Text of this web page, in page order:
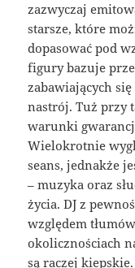
zazwyczaj
starsze, które
dopasować pod
figury bazuje
zabawiających
nastrój. Tuż przy
warunki
Wielokrotnie
seans, jednakże
– muzyka oraz
życia. DJ z
względem
okolicznościach
są raczej